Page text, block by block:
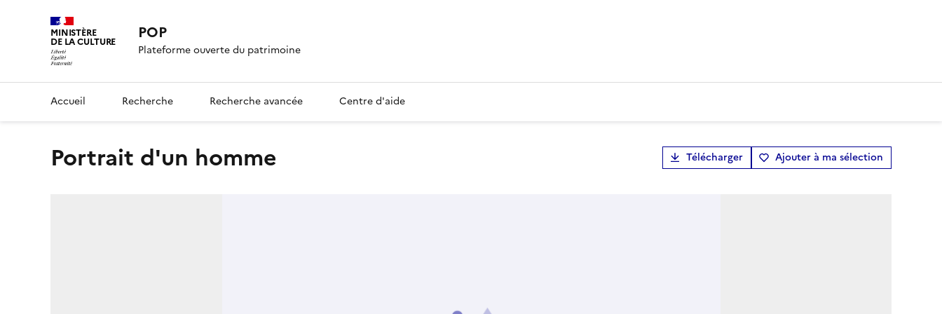
MINISTÈRE
DE LA CULTURE POP
Plateforme ouverte du patrimoine
Accueil Recherche Recherche avancée Centre d'aide
Portrait d'un homme Télécharger Ajouter à ma sélection